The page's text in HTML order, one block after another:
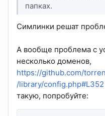
папках.
Симлинки решат
А вообще проблема с
несколько доменов,
https://github.com/
/library/config.php#L352
такую, попробуйте: